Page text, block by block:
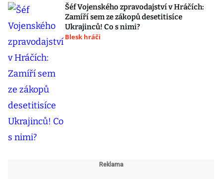
Šéf Vojenského zpravodajství v Hráčích:
Zamíří sem ze zákopů desetitisíce
Ukrajinců! Co s nimi?
Blesk hráči